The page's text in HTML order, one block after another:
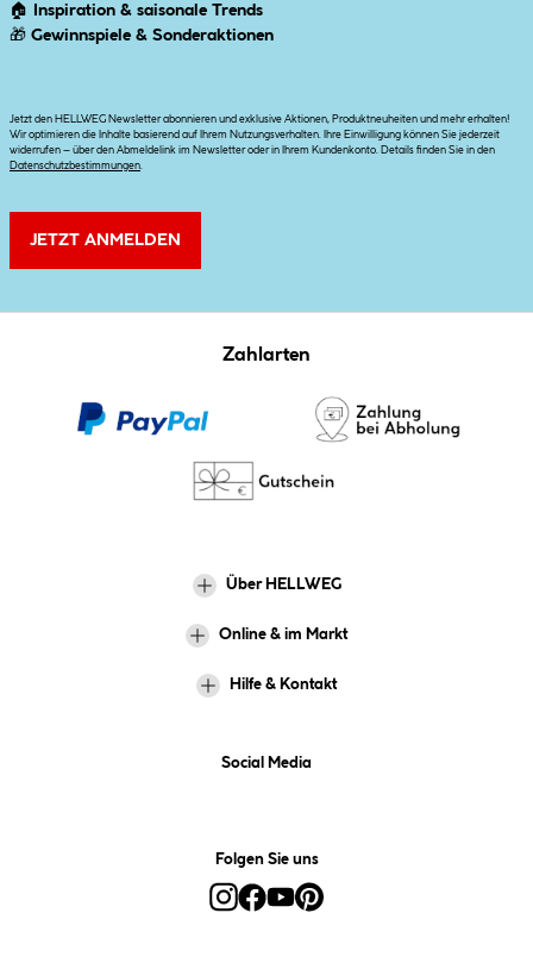
🏠
Inspiration & saisonale Trends
🎁 Gewinnspiele & Sonderaktionen
Jetzt den HELLWEG Newsletter abonnieren und exklusive Aktionen, Produktneuheiten und mehr erhalten!
Wir optimieren die Inhalte basierend auf Ihrem Nutzungsverhalten. Ihre Einwilligung können Sie jederzeit
widerrufen – über den Abmeldelink im Newsletter oder in Ihrem Kundenkonto. Details finden Sie in den
Datenschutzbestimmungen
JETZT ANMELDEN
Zahlarten
Über HELLWEG
Online & im Markt
Hilfe & Kontakt
Social Media
Folgen Sie uns